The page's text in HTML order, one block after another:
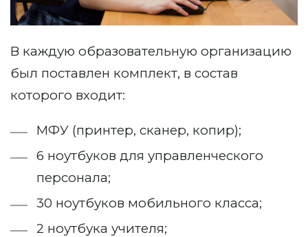
В каждую образовательную организацию
был поставлен комплект, в состав
которого входит:
МФУ (принтер, сканер, копир);
6 ноутбуков для управленческого
персонала;
30 ноутбуков мобильного класса;
2 ноутбука учителя;